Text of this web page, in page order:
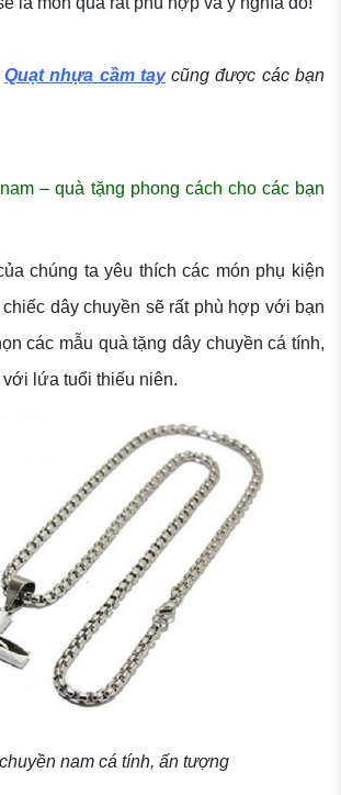
Quạt nhựa cầm taycũng được các bạn
– quà tặng phong cách cho các bạn
chúng ta yêu thích các món phụ kiện
dây chuyền sẽ rất phù hợp với bạn
các mẫu quà tặng dây chuyền cá tính,
lứa tuổi thiếu niên.
nam cá tính, ấn tượng